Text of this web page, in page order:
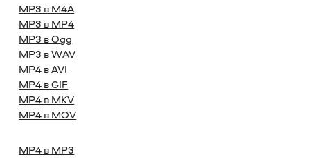
MP3 в M4A
MP3 в MP4
MP3 в Ogg
MP3 в WAV
MP4 в AVI
MP4 в GIF
MP4 в MKV
MP4 в MOV
MP4 в MP3